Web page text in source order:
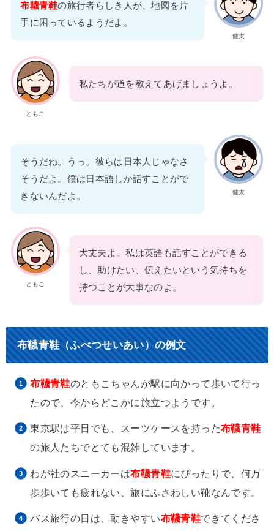
健太
布韈青鞋の旅行者らしき人が、地図を片
手に困っているようだよ。
ともこ
私たちが道を教えてあげましょうよ。
健太
そうだね。うっ。彼らは日本人じゃなさ
そうだよ。僕は日本語しか話すことがで
きないんだよ。
ともこ
大丈夫よ。私は英語も話すことができる
し、助けたい、伝えたいという気持ちを
持つことが大事なのよ。
布韈青鞋（ふべつせいあい）の例文
布韈青鞋のともこちゃんが駅に向かって歩いて行っ
たので、今からどこかに旅立つようです。
東京駅は平日でも、スーツケースを持った布韈青鞋
の旅人たちでとても混雑しています。
わが社のスニーカーは布韈青鞋にぴったりで、何万
歩歩いても疲れない、旅にふさわしい靴なんです。
バス旅行の日は、動きやすい布韈青鞋できてくださ